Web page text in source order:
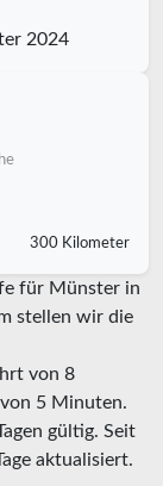
2024
300 Kilometer
für Münster in
stellen wir die
von 8
5 Minuten.
gültig. Seit
aktualisiert.